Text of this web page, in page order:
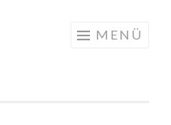
MENÜ